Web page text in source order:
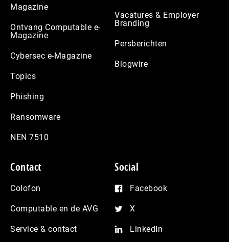
Magazine
Ontvang Computable e-
Magazine
Cybersec e-Magazine
Topics
Phishing
Ransomware
NEN 7510
Vacatures & Employer
Branding
Persberichten
Blogwire
Contact
Colofon
Computable en de AVG
Service & contact
Social
Facebook
X
LinkedIn